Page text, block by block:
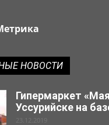
НОВОСТИ
Гипермаркет
Уссурийске на
23.12.2019